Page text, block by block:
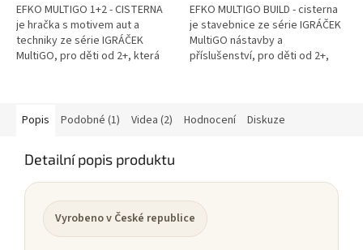
EFKO MULTIGO 1+2 - CISTERNA
je hračka s motivem aut a
techniky ze série IGRÁČEK
MultiGO, pro děti od 2+, která
EFKO MULTIGO BUILD - cisterna
je stavebnice ze série IGRÁČEK
MultiGO nástavby a
příslušenství, pro děti od 2+,
Popis
Podobné (1) Videa (2) Hodnocení Diskuze
Detailní popis produktu
Vyrobeno v České republice